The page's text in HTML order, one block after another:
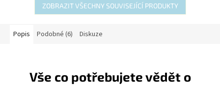
ZOBRAZIT VŠECHNY SOUVISEJÍCÍ PRODUKTY
Popis Podobné (6) Diskuze
Vše co potřebujete vědět o